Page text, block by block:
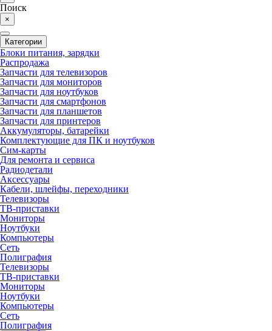
Поиск
×
Категории
Блоки питания, зарядки
Распродажа
Запчасти для телевизоров
Запчасти для мониторов
Запчасти для ноутбуков
Запчасти для смартфонов
Запчасти для планшетов
Запчасти для принтеров
Аккумуляторы, батарейки
Комплектующие для ПК и ноутбуков
Сим-карты
Для ремонта и сервиса
Радиодетали
Аксессуары
Кабели, шлейфы, переходники
Телевизоры
ТВ-приставки
Мониторы
Ноутбуки
Компьютеры
Сеть
Полиграфия
Телевизоры
ТВ-приставки
Мониторы
Ноутбуки
Компьютеры
Сеть
Полиграфия